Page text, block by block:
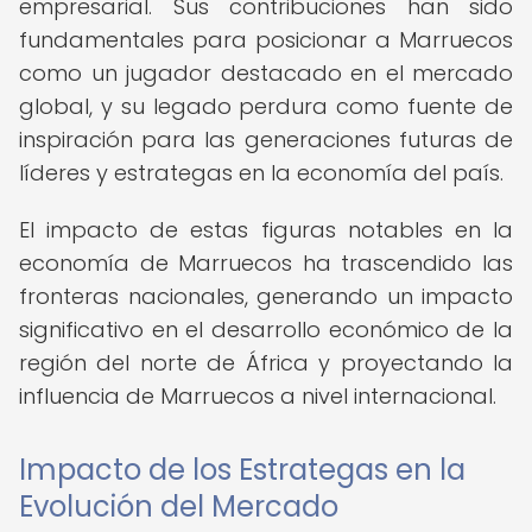
empresarial. Sus contribuciones han sido
fundamentales para posicionar a Marruecos
como un jugador destacado en el mercado
global, y su legado perdura como fuente de
inspiración para las generaciones futuras de
líderes y estrategas en la economía del país.
El impacto de estas figuras notables en la
economía de Marruecos ha trascendido las
fronteras nacionales, generando un impacto
significativo en el desarrollo económico de la
región del norte de África y proyectando la
influencia de Marruecos a nivel internacional.
Impacto de los Estrategas en la
Evolución del Mercado